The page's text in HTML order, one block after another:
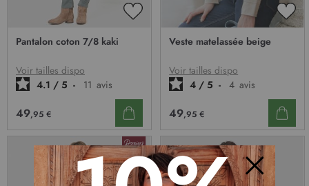
AJOUTER
D’ENVIE
Pantalon coton 7/8 kaki
Voir tailles dispo
4.1 / 5 - 11 avis
49,95 €
Veste matelassée beige
Voir tailles dispo
4 / 5 - 4 avis
49,95 €